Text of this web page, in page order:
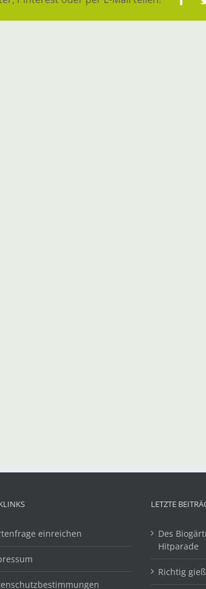
einreichen
LETZTE
Des
Hitparade
Richtig